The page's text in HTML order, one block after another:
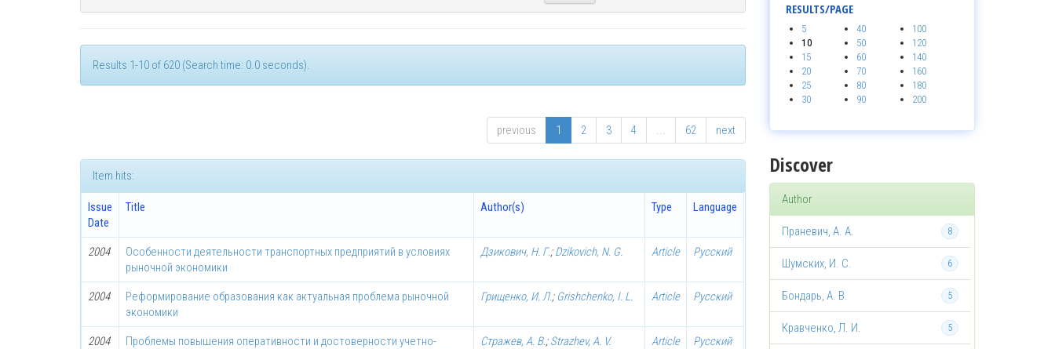
Results 1-10 of 620 (Search time: 0.0 seconds).
previous 1 2 3 4 ... 62 next
Item hits:
Issue
Date
Title Author(s) Type Language
2004
Особенности деятельности транспортных предприятий в условиях
рыночной экономики
Дзикович, Н. Г.;Dzikovich, N. G. Article Русский
2004
Реформирование образования как актуальная проблема рыночной
экономики
Грищенко, И. Л.;Grishchenko, I. L. Article Русский
2004
Проблемы повышения оперативности и достоверности учетно-
Стражев, А. В.;Strazhev, A. V. Article Русский
RESULTS/PAGE
5
10
15
20
25
30
40
50
60
70
80
90
100
120
140
160
180
200
Discover
Author
8
Праневич, А. А.
6
Шумских, И. С.
5
Бондарь, А. В.
5
Кравченко, Л. И.